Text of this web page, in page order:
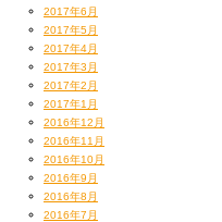
2017年6月
2017年5月
2017年4月
2017年3月
2017年2月
2017年1月
2016年12月
2016年11月
2016年10月
2016年9月
2016年8月
2016年7月